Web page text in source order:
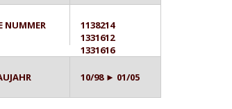
NUMMER
1138214
1331612
1331616
10/98 ► 01/05